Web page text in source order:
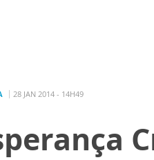
28 JAN 2014 - 14H49